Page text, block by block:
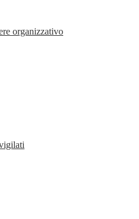
organizzativo